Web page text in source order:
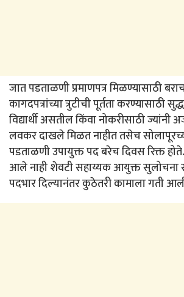
जात पडताळणी प्रमाणपत्र मिळण्यासाठी
कागदपत्रांच्या त्रुटीची पूर्तता करण्यासाठी
विद्यार्थी असतील किंवा नोकरीसाठी ज्यांनी
लवकर दाखले मिळत नाहीत तसेच
पडताळणी उपायुक्त पद बरेच दिवस रिक्त
आले नाही शेवटी सहाय्यक आयुक्त सुलोचना
पदभार दिल्यानंतर कुठेतरी कामाला गती